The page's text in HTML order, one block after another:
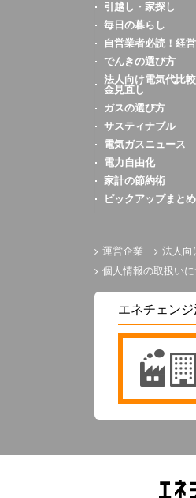
引越し・家探し
毎日の暮らし
自営業者必読！経
でんきの選び方
法人向け電気代比
金見直し
ガスの選び方
サスティナブル
電気ガスニュース
電力自由化
家計の節約術
ピックアップまとめ
運営企業 法人向
個人情報の取扱い
エネチェン